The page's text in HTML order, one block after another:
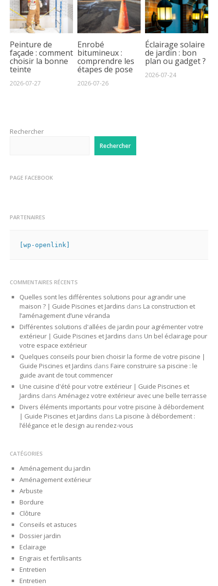
Peinture de
façade : comment
choisir la bonne
teinte
2026-07-27
Enrobé
bitumineux :
comprendre les
étapes de pose
2026-07-26
Éclairage solaire
de jardin : bon
plan ou gadget ?
2026-07-24
Rechercher
Rechercher
PAGE FACEBOOK
PARTENAIRES
[wp-openlink]
COMMENTAIRES RÉCENTS
Quelles sont les différentes solutions pour agrandir une
maison ? | Guide Piscines et Jardins dans La construction et
l’aménagement d’une véranda
Différentes solutions d'allées de jardin pour agrémenter votre
extérieur | Guide Piscines et Jardins dans Un bel éclairage pour
votre espace extérieur
Quelques conseils pour bien choisir la forme de votre piscine |
Guide Piscines et Jardins dans Faire construire sa piscine : le
guide avant de tout commencer
Une cuisine d'été pour votre extérieur | Guide Piscines et
Jardins dans Aménagez votre extérieur avec une belle terrasse
Divers éléments importants pour votre piscine à débordement
| Guide Piscines et Jardins dans La piscine à débordement :
l’élégance et le design au rendez-vous
CATÉGORIES
Aménagement du jardin
Aménagement extérieur
Arbuste
Bordure
Clôture
Conseils et astuces
Dossier jardin
Eclairage
Engrais et fertilisants
Entretien
Entretien